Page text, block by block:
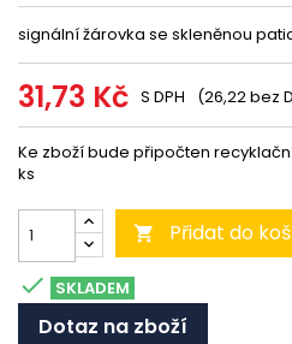
signální žárovka se skleněnou
31,73 Kč S DPH (26,22 bez
Ke zboží bude připočten
ks
 Přidat do
 SKLADEM
Dotaz na zboží